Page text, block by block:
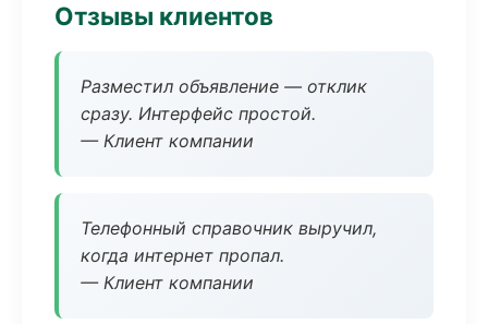
Отзывы клиентов
Разместил объявление — отклик
сразу. Интерфейс простой.
— Клиент компании
Телефонный справочник выручил,
когда интернет пропал.
— Клиент компании